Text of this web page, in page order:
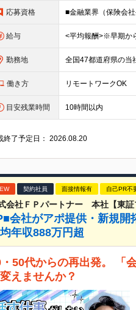
応募資格
給与
勤務地
働き方 リモートワークOK
目安残業時間 10時間以内
終了予定日：2026.08.20
契約社員 面接情報有 自己PR不
会社ＦＰパートナー 本社【東証
会社がアポ提供・新規
年収888万円超
50代からの再出発。 「
えませんか？